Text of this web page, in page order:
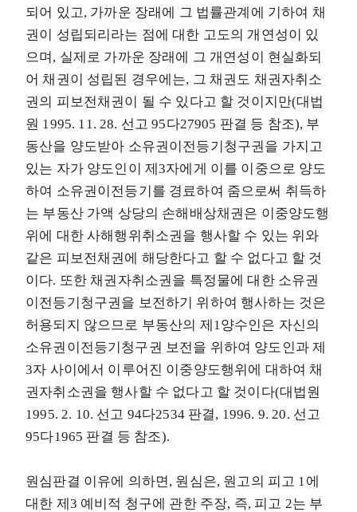
되어 있고, 가까운 장래에 그 법률관계에 기하여 채
권이 성립되리라는 점에 대한 고도의 개연성이 있
으며, 실제로 가까운 장래에 그 개연성이 현실화되
어 채권이 성립된 경우에는, 그 채권도 채권자취소
권의 피보전채권이 될 수 있다고 할 것이지만(대법
원 1995. 11. 28. 선고 95다27905 판결 등 참조), 부
동산을 양도받아 소유권이전등기청구권을 가지고
있는 자가 양도인이 제3자에게 이를 이중으로 양도
하여 소유권이전등기를 경료하여 줌으로써 취득하
는 부동산 가액 상당의 손해배상채권은 이중양도행
위에 대한 사해행위취소권을 행사할 수 있는 위와
같은 피보전채권에 해당한다고 할 수 없다고 할 것
이다. 또한 채권자취소권을 특정물에 대한 소유권
이전등기청구권을 보전하기 위하여 행사하는 것은
허용되지 않으므로 부동산의 제1양수인은 자신의
소유권이전등기청구권 보전을 위하여 양도인과 제
3자 사이에서 이루어진 이중양도행위에 대하여 채
권자취소권을 행사할 수 없다고 할 것이다(대법원
1995. 2. 10. 선고 94다2534 판결, 1996. 9. 20. 선고
95다1965 판결 등 참조).
원심판결 이유에 의하면, 원심은, 원고의 피고 1에
대한 제3 예비적 청구에 관한 주장, 즉, 피고 2는 부